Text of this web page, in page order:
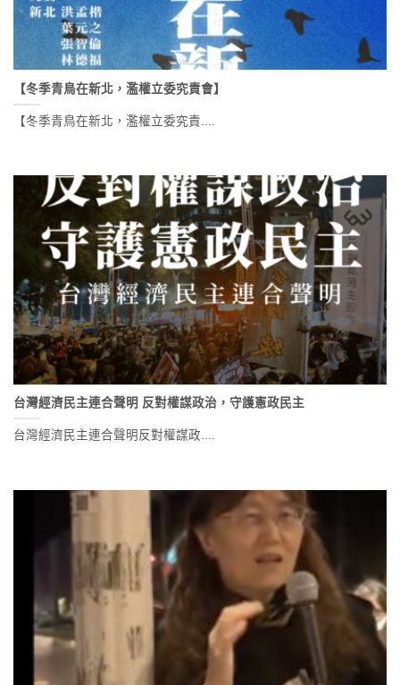
【冬季青鳥在新北，濫權立委究責會】
【冬季青鳥在新北，濫權立委究責....
台灣經濟民主連合聲明 反對權謀政治，守護憲政民主
台灣經濟民主連合聲明反對權謀政....